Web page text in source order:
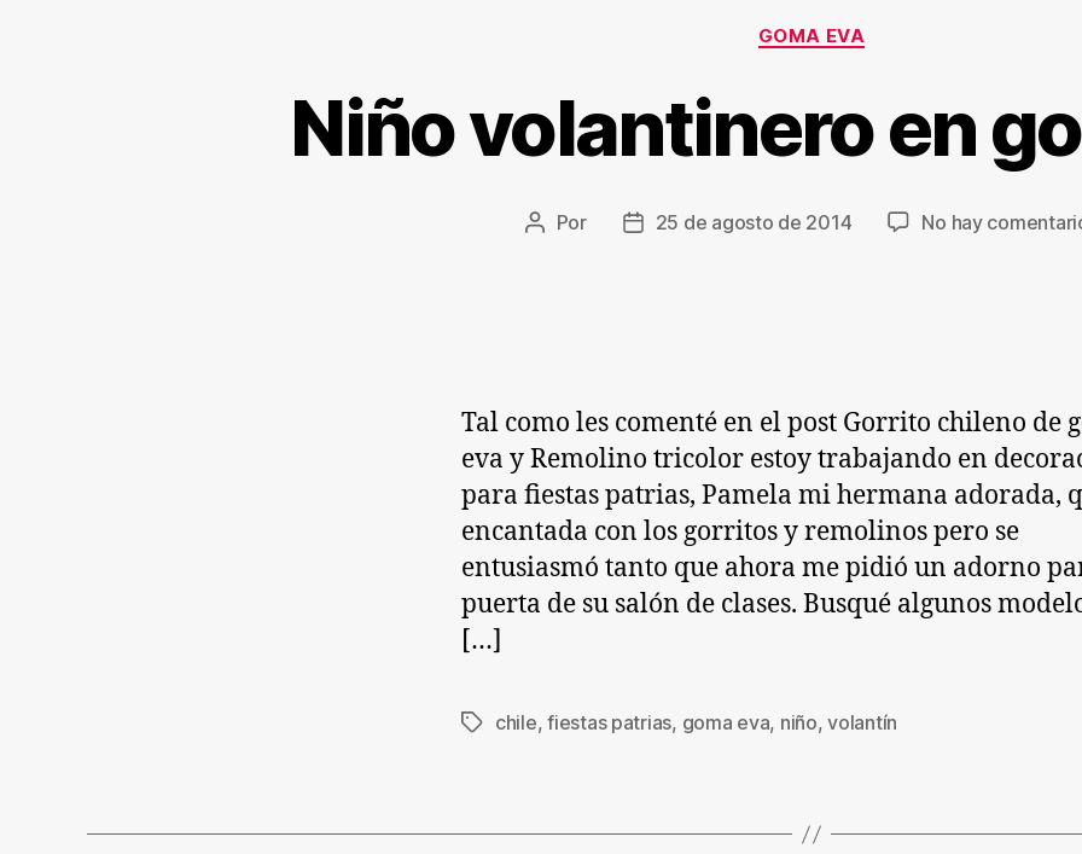
Categorías
GOMA EVA
Niño volantinero en
Autor
Por
Fecha25 de agosto de 2014 No hay
Tal como les comenté en el post Gorrito chileno de
eva y Remolino tricolor estoy trabajando en
para fiestas patrias, Pamela mi hermana adorada,
encantada con los gorritos y remolinos pero se
entusiasmó tanto que ahora me pidió un adorno
puerta de su salón de clases. Busqué algunos
[…]
Etiquetas
chile,fiestas patrias, goma eva, niño,volantín